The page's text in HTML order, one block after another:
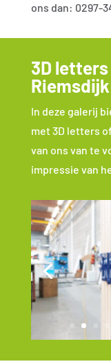
ons dan: 0297-
3D letters
In deze galerij
met 3D letters
van ons van te
impressie van